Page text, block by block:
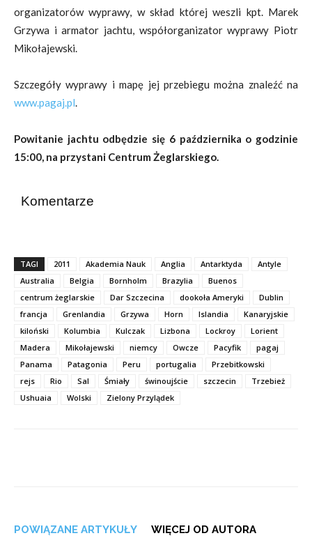
organizatorów wyprawy, w skład której weszli kpt. Marek
Grzywa i armator jachtu, współorganizator wyprawy Piotr
Mikołajewski.
Szczegóły wyprawy i mapę jej przebiegu można znaleźć na
www.pagaj.pl.
Powitanie jachtu odbędzie się 6 października o godzinie
15:00, na przystani Centrum Żeglarskiego.
Komentarze
TAGI 2011 Akademia Nauk Anglia Antarktyda
Antyle
Australia
Belgia Bornholm Brazylia
Buenos
centrum żeglarskie
Dar Szczecina dookoła Ameryki
Dublin
francja
Grenlandia Grzywa Horn Islandia
Kanaryjskie
kiloński
Kolumbia Kulczak Lizbona Lockroy
Lorient
Madera
Mikołajewski niemcy Owcze Pacyfik
pagaj
Panama
Patagonia Peru portugalia
Przebitkowski
rejs
Rio Sal Śmiały świnoujście szczecin
Trzebież
Ushuaia
Wolski Zielony Przylądek
POWIĄZANE ARTYKUŁY WIĘCEJ OD AUTORA